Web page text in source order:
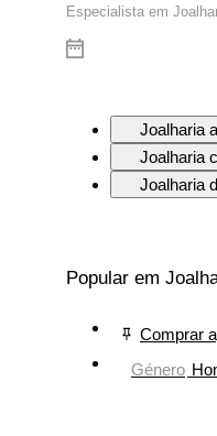
Especialista em
Joalharia
Joalharia
Joalharia
Popular em
Comprar
Género